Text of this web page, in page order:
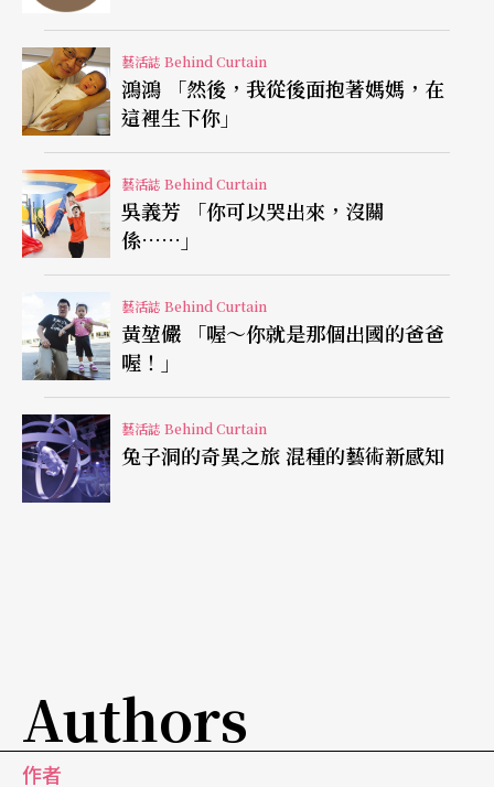
揮巴伐利亞廣播交響樂團的告別演奏會上，更選了
三首馬勒的交響曲，為自己與樂團的合作劃下句
點。為了慶祝愛樂管絃樂團（Philharmonia Orches
ta）創團七十周年，馬捷爾和樂團攜手合作，於英
國皇家節慶大廳，再度灌錄了馬勒交響曲全集，並
在二○○一年發行，紀念馬勒逝世一百周年。有別
於第一套，這套全集以24bit高規格錄製，更接近藉
由近場錄音，鉅細靡遺地傳遞音樂的微小細節。
馬勒曾預言：「屬於我的時代終將到來。」在他離
開卅年後，漸漸從一位指揮兼「業餘」作曲家，走
向樂壇的中心、贏得專家的尊崇，並且引起廣大愛
樂者的熱愛。如今，他的指揮能力我們無從判斷，
藝活誌 Behind Curtain
鴻鴻 「然後，我從後面抱著媽媽，在
這裡生下你」
藝活誌 Behind Curtain
吳義芳 「你可以哭出來，沒關
係……」
藝活誌 Behind Curtain
黃堃儼 「喔～你就是那個出國的爸爸
喔！」
藝活誌 Behind Curtain
兔子洞的奇異之旅 混種的藝術新感知
Authors
作者